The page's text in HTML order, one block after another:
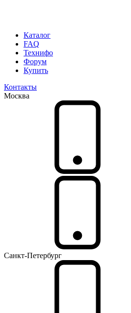
Каталог
FAQ
Технифо
Форум
Купить
Контакты
Москва
Санкт-Петербург